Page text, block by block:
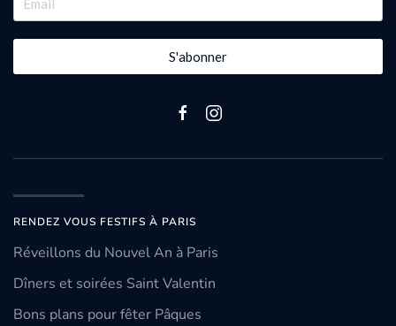
S'abonner
RENDEZ VOUS FESTIFS À PARIS
Réveillons du Nouvel An à Paris
Dîners et soirées Saint Valentin
Bons plans pour fêter Pâques